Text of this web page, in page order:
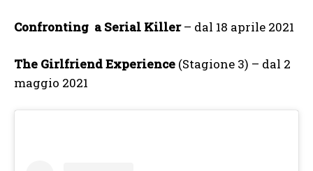
Confronting a Serial Killer– dal 18 aprile 2021
The Girlfriend Experience (Stagione 3) – dal 2
maggio 2021